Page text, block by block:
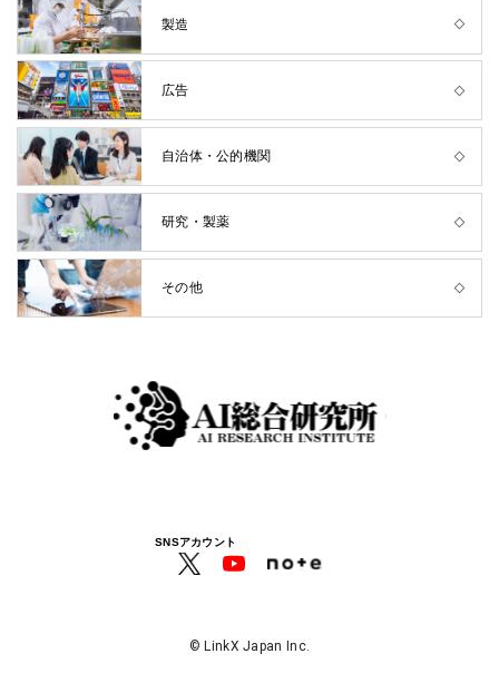
SNSアカウント
製造
広告
自治体・公的機関
研究・製薬
その他
© LinkX Japan Inc.